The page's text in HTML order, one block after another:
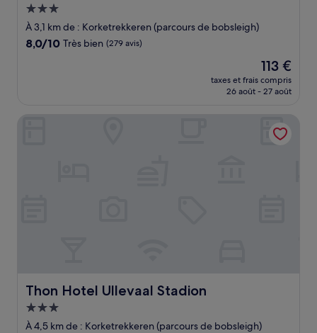
Hébergement
3.0 étoiles
À 3,1 km de : Korketrekkeren (parcours de bobsleigh)
8.0
8,0/10 Très bien (279 avis)
Le
nouveau
prix
de
113 €
113 €
taxes et frais compris
26 août - 27 août
Thon Hotel Ullevaal Stadion
Thon Hotel Ullevaal Stadion
Hébergement
3.0 étoiles
À 4,5 km de : Korketrekkeren (parcours de bobsleigh)